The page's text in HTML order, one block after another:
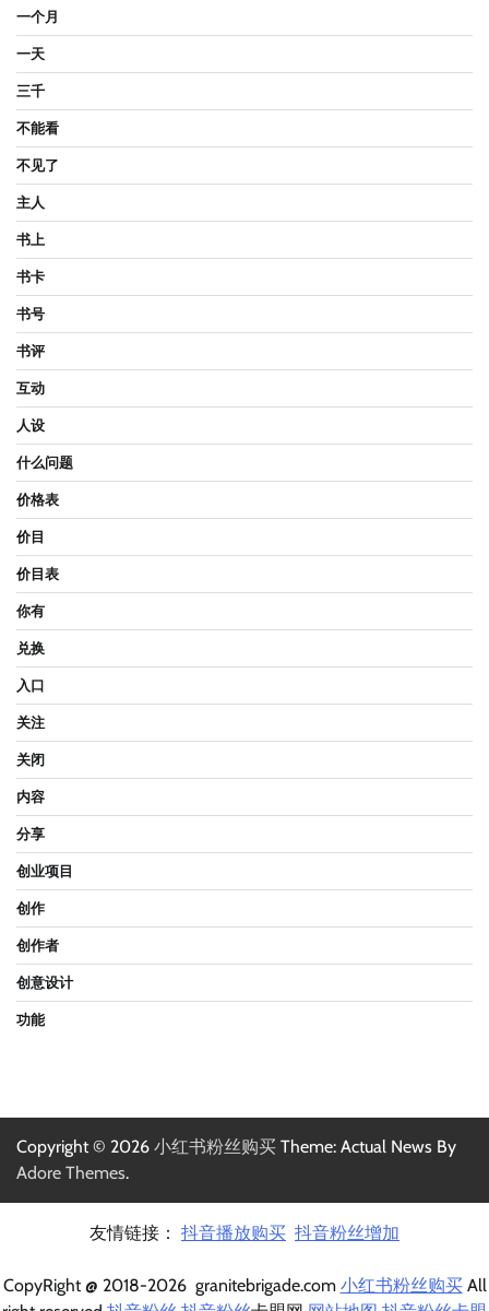
一个月
一天
三千
不能看
不见了
主人
书上
书卡
书号
书评
互动
人设
什么问题
价格表
价目
价目表
你有
兑换
入口
关注
关闭
内容
分享
创业项目
创作
创作者
创意设计
功能
Copyright © 2026 小红书粉丝购买 Theme: Actual News By
Adore Themes.
友情链接： 抖音播放购买 抖音粉丝增加
CopyRight @ 2018-2026 granitebrigade.com 小红书粉丝购买All